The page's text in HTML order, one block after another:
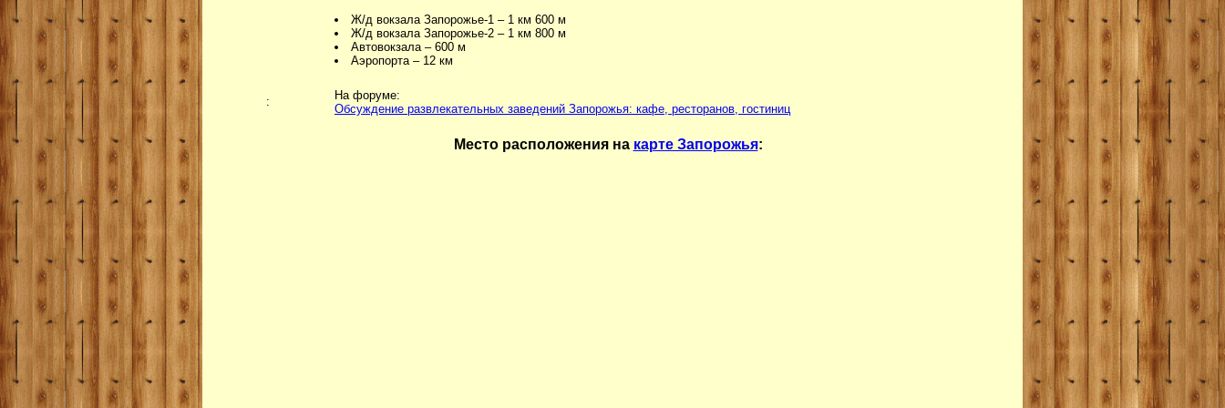
Ж/д вокзала Запорожье-1 – 1 км 600 м
Ж/д вокзала Запорожье-2 – 1 км 800 м
Автовокзала – 600 м
Аэропорта – 12 км
:
На форуме:
Обсуждение развлекательных заведений Запорожья: кафе, ресторанов, гостиниц
Место расположения на карте Запорожья: